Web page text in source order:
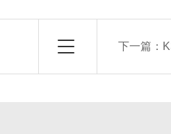
下一篇：